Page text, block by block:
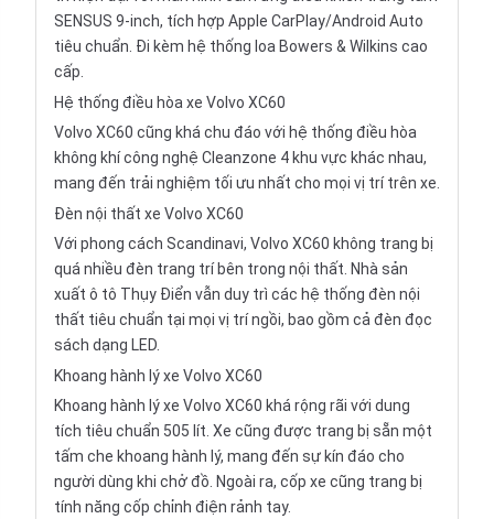
SENSUS 9-inch, tích hợp Apple CarPlay/Android Auto
tiêu chuẩn. Đi kèm hệ thống loa Bowers & Wilkins cao
cấp.
Hệ thống điều hòa xe Volvo XC60
Volvo XC60 cũng khá chu đáo với hệ thống điều hòa
không khí công nghệ Cleanzone 4 khu vực khác nhau,
mang đến trải nghiệm tối ưu nhất cho mọi vị trí trên xe.
Đèn nội thất xe Volvo XC60
Với phong cách Scandinavi, Volvo XC60 không trang bị
quá nhiều đèn trang trí bên trong nội thất. Nhà sản
xuất ô tô Thụy Điển vẫn duy trì các hệ thống đèn nội
thất tiêu chuẩn tại mọi vị trí ngồi, bao gồm cả đèn đọc
sách dạng LED.
Khoang hành lý xe Volvo XC60
Khoang hành lý xe Volvo XC60 khá rộng rãi với dung
tích tiêu chuẩn 505 lít. Xe cũng được trang bị sẵn một
tấm che khoang hành lý, mang đến sự kín đáo cho
người dùng khi chở đồ. Ngoài ra, cốp xe cũng trang bị
tính năng cốp chỉnh điện rảnh tay.